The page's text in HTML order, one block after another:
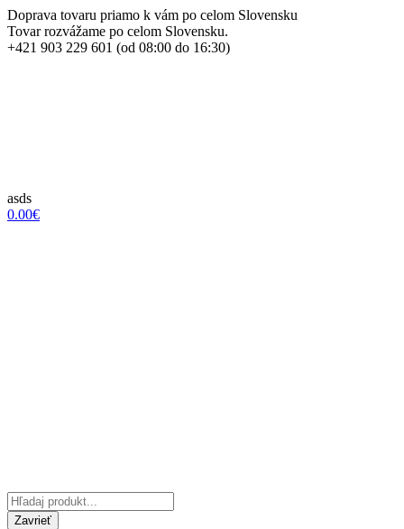
Doprava tovaru priamo k vám po celom Slovensku
Tovar rozvážame po celom Slovensku.
+421 903 229 601 (od 08:00 do 16:30)
asds
0.00€
Zavrieť